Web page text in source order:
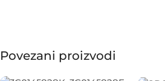
Povezani proizvodi